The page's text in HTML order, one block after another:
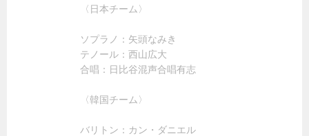
〈日本チーム〉
ソプラノ：矢頭なみき
テノール：西山広大
合唱：日比谷混声合唱有志
〈韓国チーム〉
バリトン：カン・ダニエル